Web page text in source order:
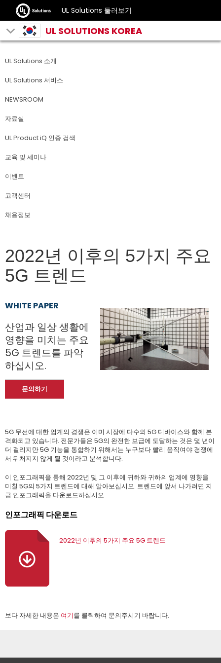
UL Solutions 둘러보기
UL SOLUTIONS KOREA
UL Solutions 소개
UL Solutions 서비스
NEWSROOM
자료실
UL Product iQ 인증 검색
교육 및 세미나
이벤트
고객센터
채용정보
2022년 이후의 5가지 주요
5G 트렌드
WHITE PAPER
산업과 일상 생활에
영향을 미치는 주요
5G 트렌드를 파악
하십시오.
문의하기
5G 무선에 대한 업계의 경쟁은 이미 시장에 다수의 5G 디바이스와 함께 본
격화되고 있습니다. 전문가들은 5G의 완전한 보급에 도달하는 것은 몇 년이
더 걸리지만 5G 기능을 통합하기 위해서는 누구보다 빨리 움직여야 경쟁에
서 뒤처지지 않게 될 것이라고 분석합니다.
이 인포그래픽을 통해 2022년 및 그 이후에 귀하와 귀하의 업계에 영향을
미칠 5G의 5가지 트렌드에 대해 알아보십시오. 트렌드에 앞서 나가려면 지
금 인포그래픽을 다운로드하십시오.
인포그래픽 다운로드
2022년 이후의 5가지 주요 5G 트렌드
보다 자세한 내용은 여기를 클릭하여 문의주시기 바랍니다.